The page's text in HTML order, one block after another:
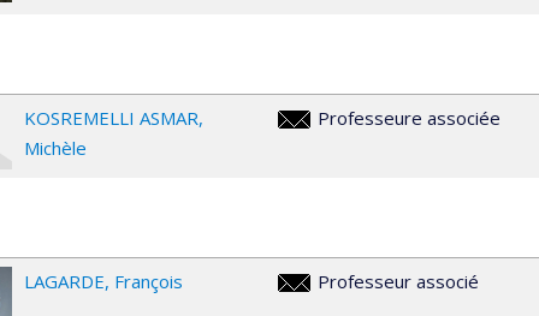
KOSREMELLI ASMAR
Michèle
Professeure associée
LAGARDE François
Professeur associé